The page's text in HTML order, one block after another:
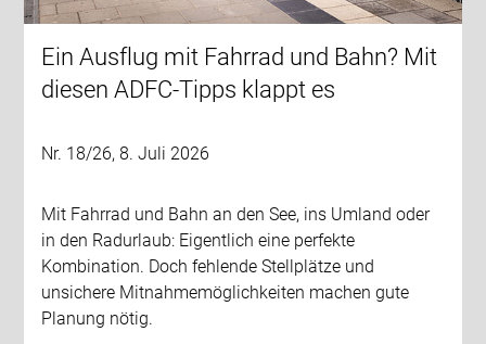
Ein Ausflug mit Fahrrad und Bahn? Mit
diesen ADFC-Tipps klappt es
Nr. 18/26, 8. Juli 2026
Mit Fahrrad und Bahn an den See, ins Umland oder
in den Radurlaub: Eigentlich eine perfekte
Kombination. Doch fehlende Stellplätze und
unsichere Mitnahmemöglichkeiten machen gute
Planung nötig.